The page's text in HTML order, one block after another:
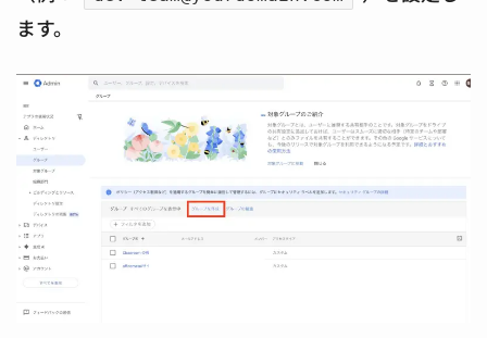
ます。